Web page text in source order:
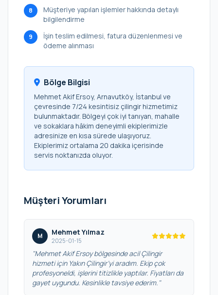
8
Müşteriye yapılan işlemler hakkında detaylı
bilgilendirme
9
İşin teslim edilmesi, fatura düzenlenmesi ve
ödeme alınması
Bölge Bilgisi
Mehmet Akif Ersoy, Arnavutköy, İstanbul ve
çevresinde 7/24 kesintisiz çilingir hizmetimiz
bulunmaktadır. Bölgeyi çok iyi tanıyan, mahalle
ve sokaklara hâkim deneyimli ekiplerimizle
adresinize en kısa sürede ulaşıyoruz.
Ekiplerimiz ortalama 20 dakika içerisinde
servis noktanızda oluyor.
Müşteri Yorumları
M Mehmet Yılmaz
2025-01-15
"Mehmet Akif Ersoy bölgesinde acil Çilingir
hizmeti için Yakın Çilingir’yi aradım. Ekip çok
profesyoneldi, işlerini titizlikle yaptılar. Fiyatları da
gayet uygundu. Kesinlikle tavsiye ederim."